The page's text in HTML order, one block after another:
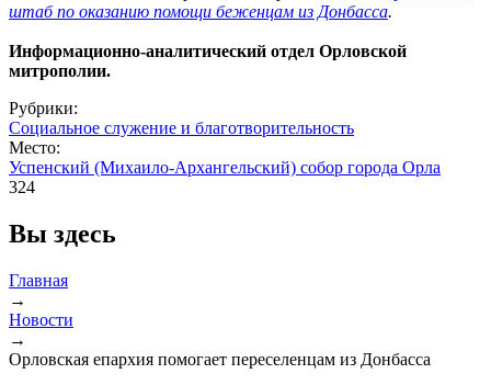
штаб по оказанию помощи беженцам из Донбасса.
Информационно-аналитический отдел Орловской
митрополии.
Рубрики:
Социальное служение и благотворительность
Место:
Успенский (Михаило-Архангельский) собор города Орла
324
Вы здесь
Главная
→
Новости
→
Орловская епархия помогает переселенцам из Донбасса